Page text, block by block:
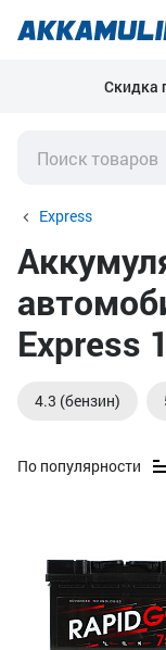
Скидка
Express
Express
4.3 (бензин)
По популярности